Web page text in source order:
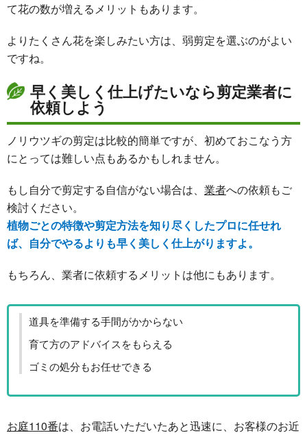
て花の数が増えるメリットもあります。
よりたくさん花を楽しみたい方は、弱剪定を選ぶのがよい
ですね。
早く美しく仕上げたいなら剪定業者に
依頼しよう
ノリウツギの剪定は比較的簡単ですが、初めておこなう方
にとっては難しい点もあるかもしれません。
もし自分で剪定する自信がない場合は、 業者への依頼もご
検討ください。
植物ごとの特徴や剪定方法を知り尽くしたプロに任せれ
ば、自分でやるよりも早く美しく仕上がりますよ。
もちろん、業者に依頼するメリットは他にもあります。
道具を準備する手間がかからない
育て方のアドバイスをもらえる
ゴミの処分もお任せできる
お庭110番は、お電話いただいたあと迅速に、お客様のお近